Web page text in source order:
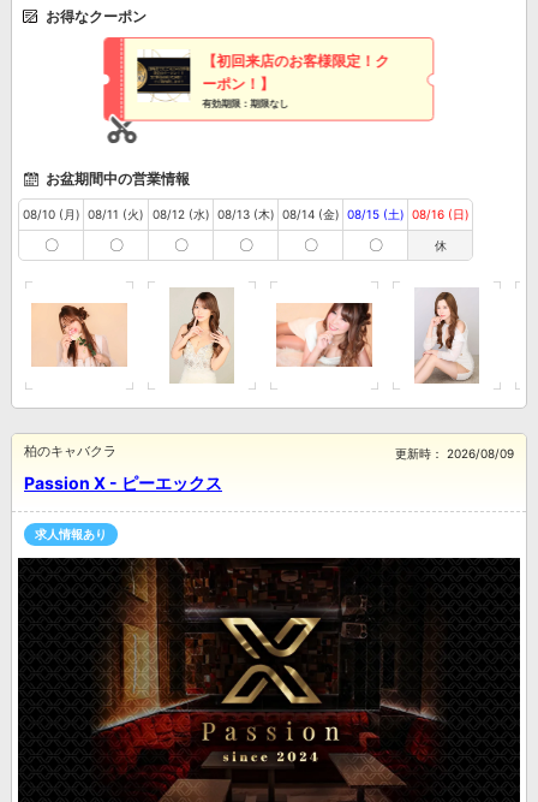
お得なクーポン
【初回来店のお客様限定！ク
ーポン！】
有効期限：期限なし
お盆期間中の営業情報
08/10 (月)
〇
08/11 (火)
〇
08/12 (水)
〇
08/13 (木)
〇
08/14 (金)
〇
08/15 (土)
〇
08/16 (日)
休
Passion X - ピーエックス
柏のキャバクラ 更新時： 2026/08/09
求人情報あり